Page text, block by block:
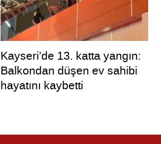
Kayseri’de 13. katta yangın:
Balkondan düşen ev sahibi
hayatını kaybetti